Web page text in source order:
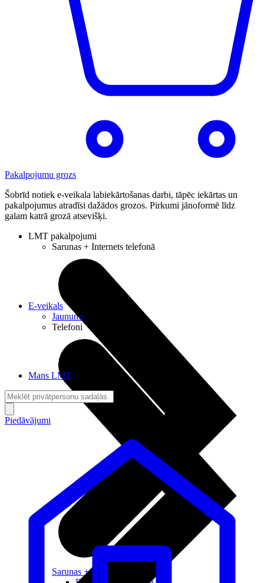
Pakalpojumu grozs
Šobrīd notiek e-veikala labiekārtošanas darbi, tāpēc iekārtas un
pakalpojumus atradīsi dažādos grozos. Pirkumi jānoformē līdz
galam katrā grozā atsevišķi.
LMT pakalpojumi
Sarunas + Internets telefonā
Sarunas + Internets
E-veikals
Jaunumi
Telefoni
Mans LMT
Piedāvājumi